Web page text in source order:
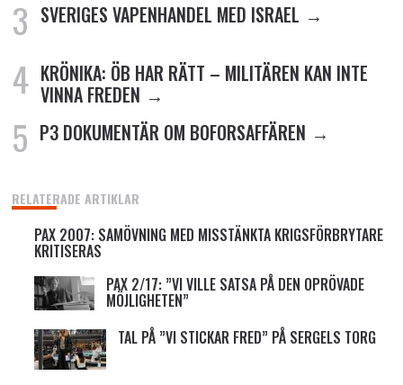
SVERIGES VAPENHANDEL MED ISRAEL
KRÖNIKA: ÖB HAR RÄTT – MILITÄREN KAN INTE
VINNA FREDEN
P3 DOKUMENTÄR OM BOFORSAFFÄREN
RELATERADE ARTIKLAR
PAX 2007: SAMÖVNING MED MISSTÄNKTA KRIGSFÖRBRYTARE
KRITISERAS
PAX 2/17: ”VI VILLE SATSA PÅ DEN OPRÖVADE
MÖJLIGHETEN”
TAL PÅ ”VI STICKAR FRED” PÅ SERGELS TORG